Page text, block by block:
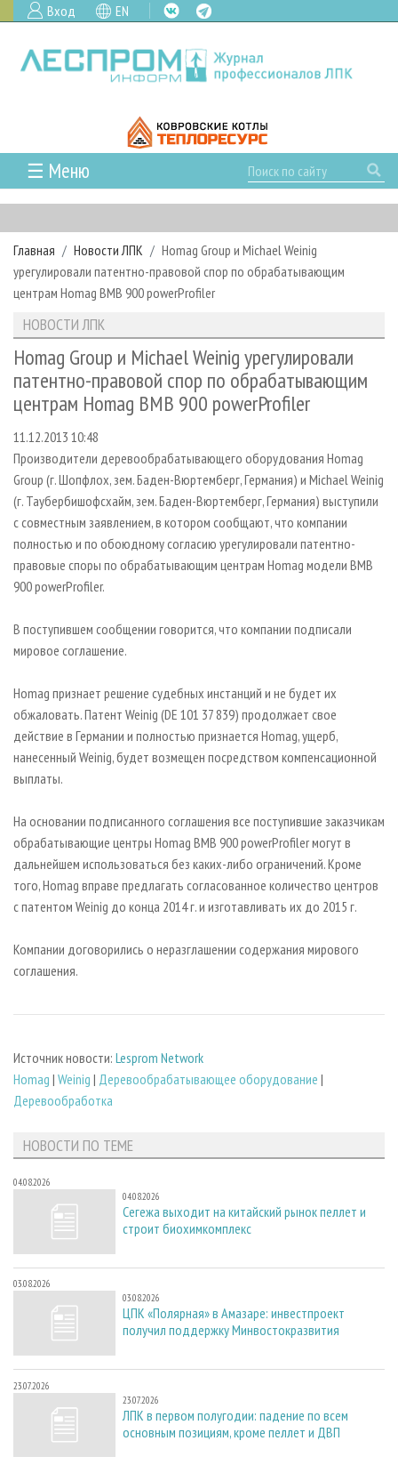
Вход EN
☰ Меню
ГЛАВНАЯ
РУБРИКИ И ТЕМЫ
РУБРИКИ ЖУРНАЛА
ЛЕСНОЕ ХОЗЯЙСТВО
ЛЕСОЗАГОТОВКА
ЛЕСОПИЛЕНИЕ
ДЕРЕВООБРАБОТКА
СУШКА ДРЕВЕСИНЫ
ПРОИЗВОДСТВО ДРЕВЕСНЫХ ПЛИТ
ДЕРЕВЯННОЕ ДОМОСТРОЕНИЕ
ПРОИЗВОДСТВО МЕБЕЛИ
БИОЭНЕРГЕТИКА
ЦБП
ИНСТРУМЕНТ И МАТЕРИАЛЫ
НОВОСТИ
КАЛЕНДАРЬ СОБЫТИЙ
НОВОСТИ ЛПК
НОВОСТИ ЖУРНАЛА
НОВОСТИ КОМПАНИЙ
ПРОЕКТЫ ЛПИ
АНАЛИТИКА
ПРЕДПРИЯТИЯ ЛПК
ЛЕСНЫЕ РЕГИОНЫ РОССИИ
ПЕРСОНЫ
МОБИЛЬНЫЕ ВЫСТАВКИ
ОФИЦИАЛЬНЫЕ ДЕЛЕГАЦИИ
ПРИОРИТЕТНЫЕ ИНВЕСТПРОЕКТЫ
RUSSIAN FORESTRY REVIEW
ГАЗЕТА ЛЕСПРОМФОРУМ
БИБЛИОТЕКА СПЕЦИАЛИСТА
АРХИВ
АРХИВ ЖУРНАЛОВ
СТАТЬИ
О ЖУРНАЛЕ
ПОДПИСКА
КОНТАКТЫ
РЕКЛАМОДАТЕЛЯМ
РЕКЛАМА
РЕКЛАМА НА САЙТЕ
Главная Новости ЛПК
Homag Group и Michael Weinig
урегулировали патентно-правовой спор по обрабатывающим
центрам Homag BMB 900 powerProfiler
НОВОСТИ ЛПК
Homag Group и Michael Weinig урегулировали
патентно-правовой спор по обрабатывающим
центрам Homag BMB 900 powerProfiler
11.12.2013 10:48
Производители деревообрабатывающего оборудования Homag
Group (г. Шопфлох, зем. Баден-Вюртемберг, Германия) и Michael Weinig
(г. Таубербишофсхайм, зем. Баден-Вюртемберг, Германия) выступили
с совместным заявлением, в котором сообщают, что компании
полностью и по обоюдному согласию урегулировали патентно-
правовые споры по обрабатывающим центрам Homag модели BMB
900 powerProfiler.
В поступившем сообщении говорится, что компании подписали
мировое соглашение.
Homag признает решение судебных инстанций и не будет их
обжаловать. Патент Weinig (DE 101 37 839) продолжает свое
действие в Германии и полностью признается Homag, ущерб,
нанесенный Weinig, будет возмещен посредством компенсационной
выплаты.
На основании подписанного соглашения все поступившие заказчикам
обрабатывающие центры Homag BMB 900 powerProfiler могут в
дальнейшем использоваться без каких-либо ограничений. Кроме
того, Homag вправе предлагать согласованное количество центров
с патентом Weinig до конца 2014 г. и изготавливать их до 2015 г.
Компании договорились о неразглашении содержания мирового
соглашения.
Источник новости: Lesprom Network
Homag | Weinig | Деревообрабатывающее оборудование |
Деревообработка
НОВОСТИ ПО ТЕМЕ
04.08.2026
04.08.2026
Сегежа выходит на китайский рынок пеллет и
строит биохимкомплекс
03.08.2026
03.08.2026
ЦПК «Полярная» в Амазаре: инвестпроект
получил поддержку Минвостокразвития
23.07.2026
23.07.2026
ЛПК в первом полугодии: падение по всем
основным позициям, кроме пеллет и ДВП